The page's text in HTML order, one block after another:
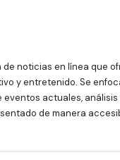
noticias en línea que
y entretenido. Se
actuales, análisis
de manera